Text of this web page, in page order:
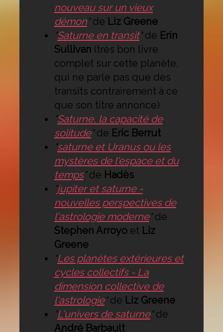
nouveau sur un vieux
démon"de Liz Greene
"Saturne en transit"de Erin
Sullivan (très bon livre
complet sur cette planète,
qui ne parle pas que des
transits contrairement à ce
que son titre annonce)
"Saturne, la capacité de
solitude"de Eric Berrut
"saturne et Uranus ou les
mystères de l'espace et du
temps"de Hadès
"jupiter et saturne -
nouvelles perspectives de
l'astrologie moderne"de
Stephen Arroyoet Liz
Greene
"Les planètes extérieures et
cycles collectifs - La
dimension collective de
l'astrologie"de Liz Greene
"L'univers de saturne"de
André Barbault